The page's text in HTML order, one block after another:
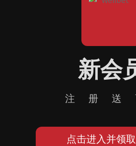
新会
注册
点击进入并领